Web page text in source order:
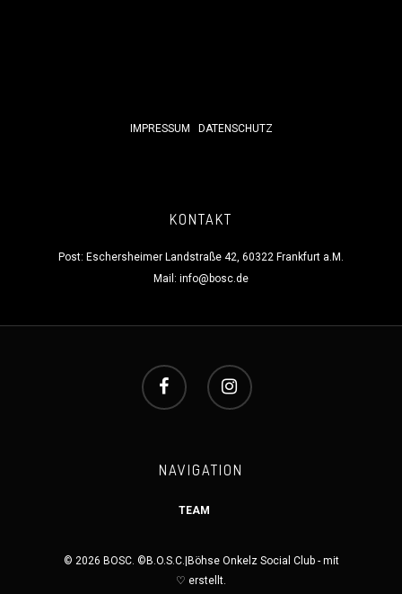
IMPRESSUM DATENSCHUTZ
KONTAKT
Post: Eschersheimer Landstraße 42, 60322 Frankfurt a.M.
Mail: info@bosc.de
NAVIGATION
TEAM
© 2026 BOSC. ©B.O.S.C.|Böhse Onkelz Social Club - mit
♡ erstellt.